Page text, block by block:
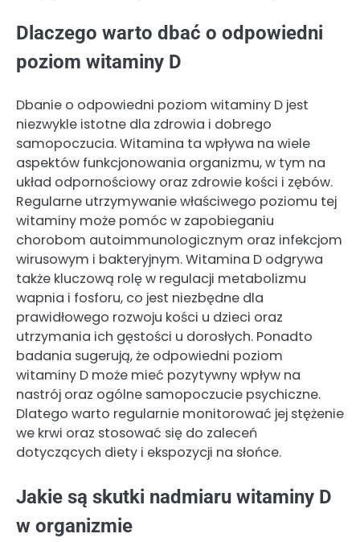
Dlaczego warto dbać o odpowiedni
poziom witaminy D
Dbanie o odpowiedni poziom witaminy D jest
niezwykle istotne dla zdrowia i dobrego
samopoczucia. Witamina ta wpływa na wiele
aspektów funkcjonowania organizmu, w tym na
układ odpornościowy oraz zdrowie kości i zębów.
Regularne utrzymywanie właściwego poziomu tej
witaminy może pomóc w zapobieganiu
chorobom autoimmunologicznym oraz infekcjom
wirusowym i bakteryjnym. Witamina D odgrywa
także kluczową rolę w regulacji metabolizmu
wapnia i fosforu, co jest niezbędne dla
prawidłowego rozwoju kości u dzieci oraz
utrzymania ich gęstości u dorosłych. Ponadto
badania sugerują, że odpowiedni poziom
witaminy D może mieć pozytywny wpływ na
nastrój oraz ogólne samopoczucie psychiczne.
Dlatego warto regularnie monitorować jej stężenie
we krwi oraz stosować się do zaleceń
dotyczących diety i ekspozycji na słońce.
Jakie są skutki nadmiaru witaminy D
w organizmie